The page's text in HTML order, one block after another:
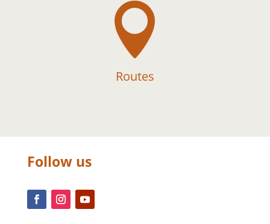

Routes
Follow us